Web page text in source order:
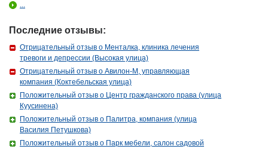
...
Последние отзывы:
Отрицательный отзыв о Менталка, клиника лечения
тревоги и депрессии (Высокая улица)
Отрицательный отзыв о Авилон-М, управляющая
компания (Коктебельская улица)
Положительный отзыв о Центр гражданского права (улица
Куусинена)
Положительный отзыв о Палитра, компания (улица
Василия Петушкова)
Положительный отзыв о Парк мебели, салон садовой